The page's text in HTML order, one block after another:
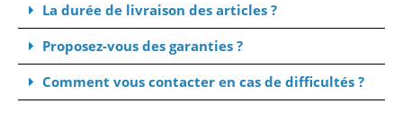
La durée de livraison des articles ?
Proposez-vous des garanties ?
Comment vous contacter en cas de difficultés ?